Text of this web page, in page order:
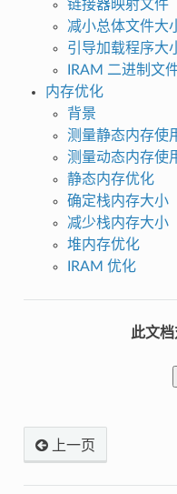
链接器映射文件
减小总体文件大
引导加载程序大
IRAM 二进制文
内存优化
背景
测量静态内存使
测量动态内存使
静态内存优化
确定栈内存大小
减少栈内存大小
堆内存优化
IRAM 优化
此文档
上一页